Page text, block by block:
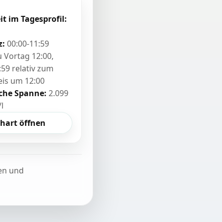
im Tagesprofil:
00:00-11:59
Vortag 12:00,
relativ zum
um 12:00
Spanne: 2.099
öffnen
und